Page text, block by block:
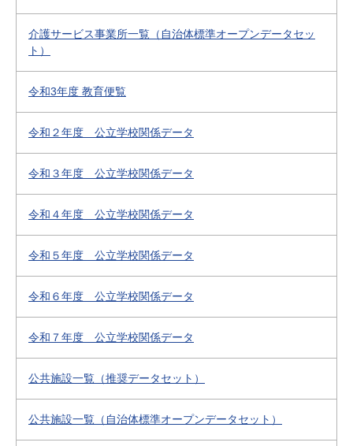
介護サービス事業所一覧（自治体標準オープンデータセッ
ト）
令和3年度 教育便覧
令和２年度 公立学校関係データ
令和３年度 公立学校関係データ
令和４年度 公立学校関係データ
令和５年度 公立学校関係データ
令和６年度 公立学校関係データ
令和７年度 公立学校関係データ
公共施設一覧（推奨データセット）
公共施設一覧（自治体標準オープンデータセット）